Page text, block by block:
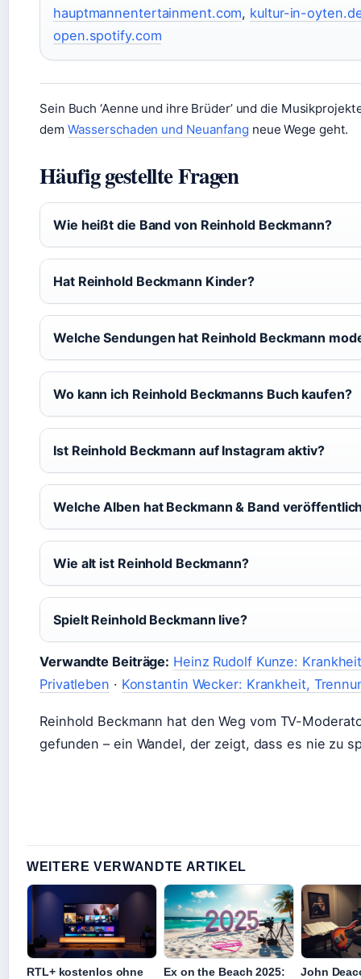
hauptmannentertainment.com, kultur-in-
open.spotify.com
Sein Buch ‘Aenne und ihre Brüder’ und die
dem Wasserschaden und Neuanfang neue Wege geht.
Häufig gestellte Fragen
Wie heißt die Band von Reinhold Beckmann?
Hat Reinhold Beckmann Kinder?
Welche Sendungen hat Reinhold Beckmann
Wo kann ich Reinhold Beckmanns Buch kaufen?
Ist Reinhold Beckmann auf Instagram aktiv?
Welche Alben hat Beckmann & Band
Wie alt ist Reinhold Beckmann?
Spielt Reinhold Beckmann live?
Verwandte Beiträge: Heinz Rudolf Kunze:
Privatleben · Konstantin Wecker: Krankheit,
Reinhold Beckmann hat den Weg vom TV-
gefunden – ein Wandel, der zeigt, dass es nie zu
WEITERE VERWANDTE ARTIKEL
RTL+ kostenlos ohne
Ex on the Beach 2025:
John